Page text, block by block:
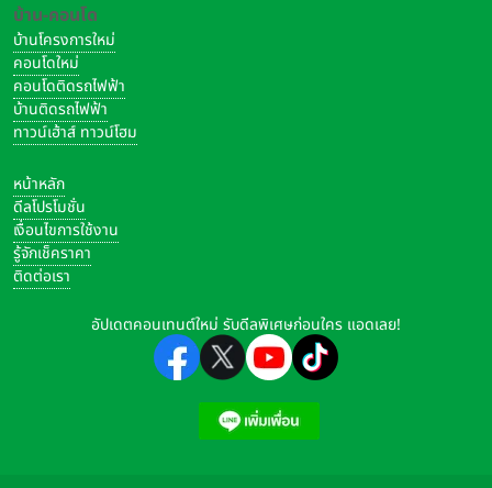
บ้าน-คอนโด
บ้านโครงการใหม่
คอนโดใหม่
คอนโดติดรถไฟฟ้า
บ้านติดรถไฟฟ้า
ทาวน์เฮ้าส์ ทาวน์โฮม
หน้าหลัก
ดีลโปรโมชั่น
เงื่อนไขการใช้งาน
รู้จักเช็คราคา
ติดต่อเรา
อัปเดตคอนเทนต์ใหม่ รับดีลพิเศษก่อนใคร แอดเลย!